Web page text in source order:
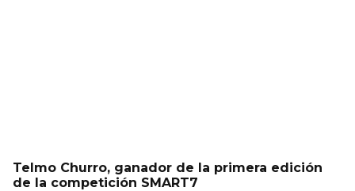
Telmo Churro, ganador de la primera edición
de la competición SMART7